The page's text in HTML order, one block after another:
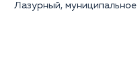
Лазурный,